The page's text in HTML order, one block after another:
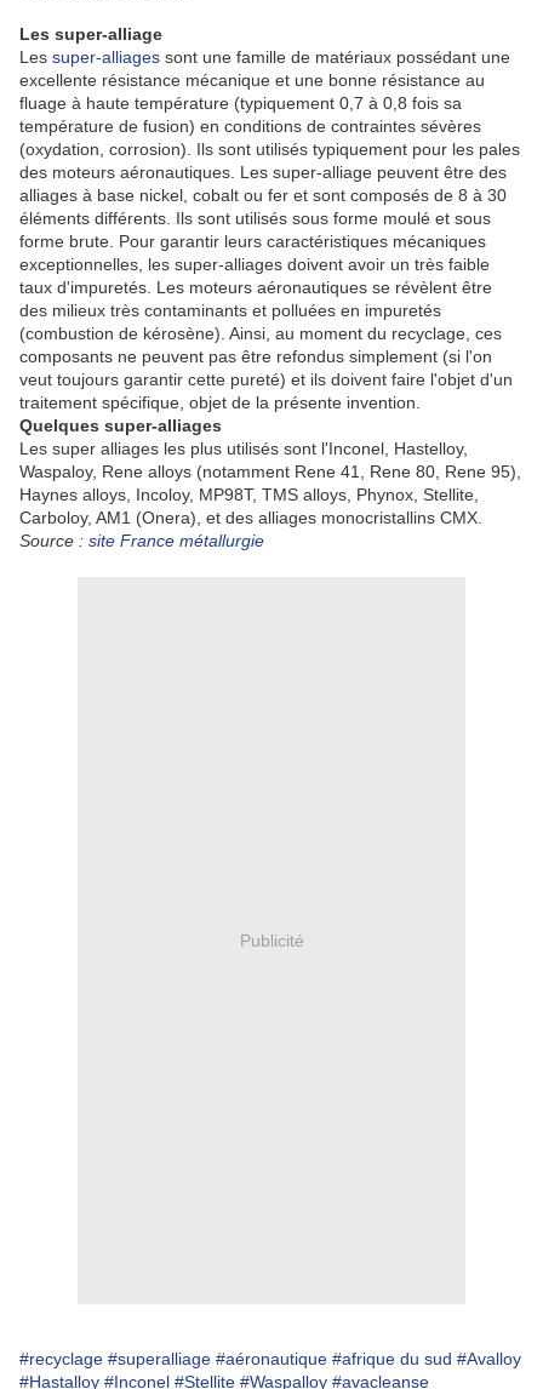
Les super-alliage
Les super-alliages sont une famille de matériaux possédant une
excellente résistance mécanique et une bonne résistance au
fluage à haute température (typiquement 0,7 à 0,8 fois sa
température de fusion) en conditions de contraintes sévères
(oxydation, corrosion). Ils sont utilisés typiquement pour les pales
des moteurs aéronautiques. Les super-alliage peuvent être des
alliages à base nickel, cobalt ou fer et sont composés de 8 à 30
éléments différents. Ils sont utilisés sous forme moulé et sous
forme brute. Pour garantir leurs caractéristiques mécaniques
exceptionnelles, les super-alliages doivent avoir un très faible
taux d'impuretés. Les moteurs aéronautiques se révèlent être
des milieux très contaminants et polluées en impuretés
(combustion de kérosène). Ainsi, au moment du recyclage, ces
composants ne peuvent pas être refondus simplement (si l'on
veut toujours garantir cette pureté) et ils doivent faire l'objet d'un
traitement spécifique, objet de la présente invention.
Quelques super-alliages
Les super alliages les plus utilisés sont l'Inconel, Hastelloy,
Waspaloy, Rene alloys (notamment Rene 41, Rene 80, Rene 95),
Haynes alloys, Incoloy, MP98T, TMS alloys, Phynox, Stellite,
Carboloy, AM1 (Onera), et des alliages monocristallins CMX.
Source : site France métallurgie
Publicité
#recyclage #superalliage #aéronautique #afrique du sud #Avalloy
#Hastalloy #Inconel #Stellite #Waspalloy #avacleanse